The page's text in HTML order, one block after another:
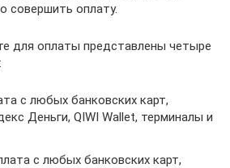
совершить оплату.
для оплаты представлены четыре
с любых банковских карт,
Деньги, QIWI Wallet, терминалы и
с любых банковских карт,